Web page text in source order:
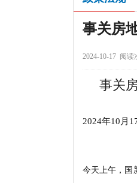
事关房
2024-10-17 阅读
事关
2024年10月
今天上午，国